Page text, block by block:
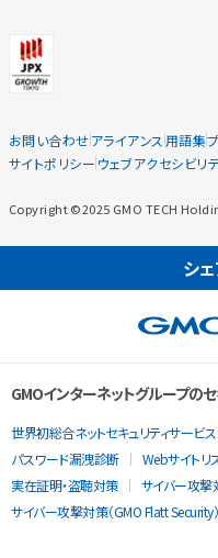
お問い合わせアライアンス 用語集
サイトポリシー ウェブアクセシビリ
Copyright ©2025 GMO TECH
シ
GMOインターネットグループの
世界初総合ネットセキュリティサービス
パスワード漏洩診断
Webサイトリ
実在証明・盗聴対策
サイバー攻撃
サイバー攻撃対策（GMO Flatt Security）